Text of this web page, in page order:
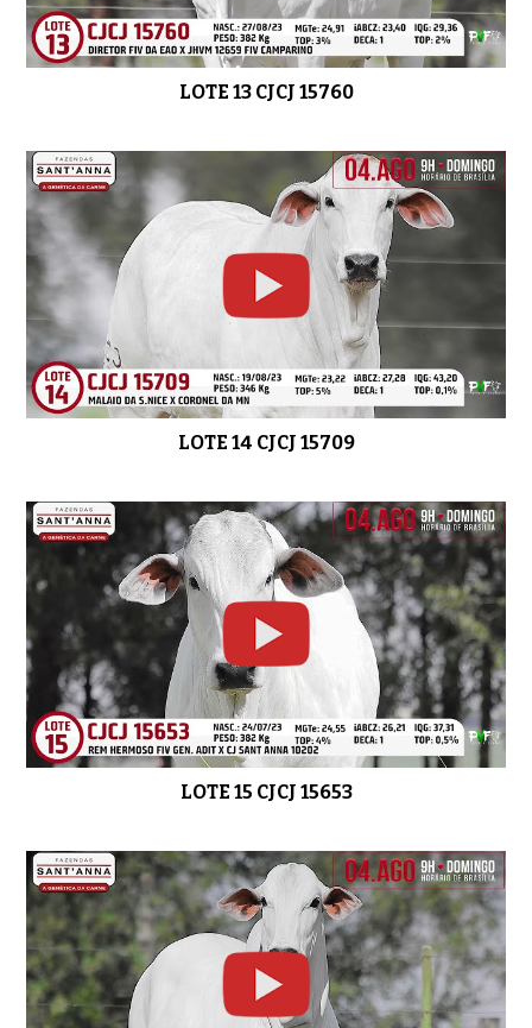
LOTE 13 CJCJ 15760
LOTE 14 CJCJ 15709
LOTE 15 CJCJ 15653